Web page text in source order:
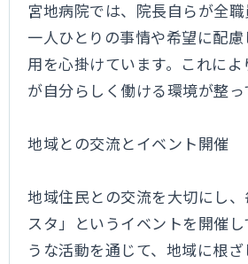
宮地病院では、院長自らが全職
一人ひとりの事情や希望に配
用を心掛けています。これに
が自分らしく働ける環境が整っ
地域との交流とイベント開催
地域住民との交流を大切にし
スタ」というイベントを開催
うな活動を通じて、地域に根